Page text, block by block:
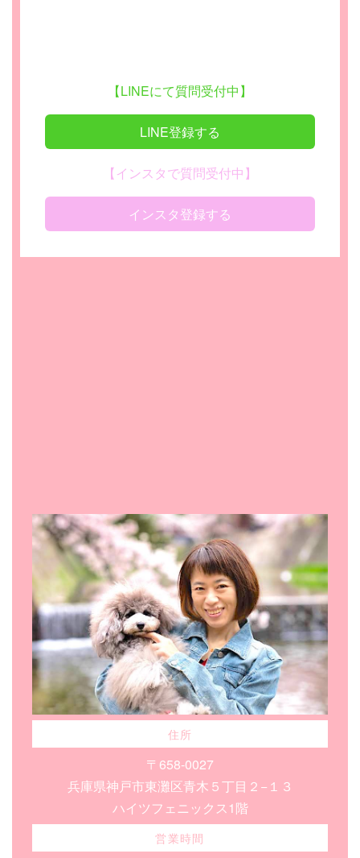
【LINEにて質問受付中】
LINE登録する
【インスタで質問受付中】
インスタ登録する
住所
〒658-0027
兵庫県神戸市東灘区青木５丁目２−１３
ハイツフェニックス1階
営業時間